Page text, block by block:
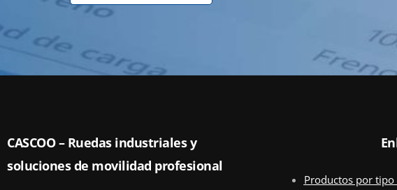
CASCOO – Ruedas industriales y
soluciones de movilidad profesional
Productos por tipo